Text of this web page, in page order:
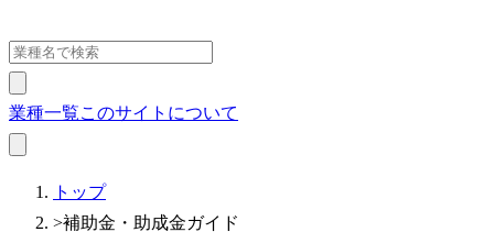
業種一覧このサイトについて
トップ
>補助金・助成金ガイド